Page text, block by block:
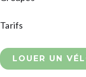
Tarifs
LOUER UN
Tour
Nantais